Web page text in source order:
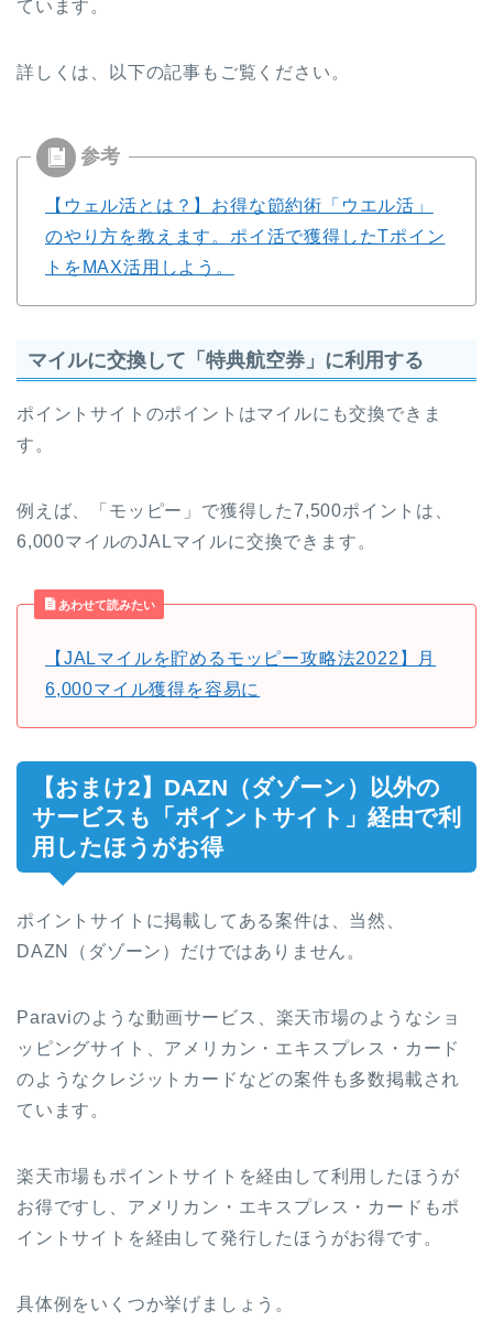
ています。
詳しくは、以下の記事もご覧ください。
【ウェル活とは？】お得な節約術「ウエル活」
のやり方を教えます。ポイ活で獲得したTポイン
トをMAX活用しよう。
マイルに交換して「特典航空券」に利用する
ポイントサイトのポイントはマイルにも交換できま
す。
例えば、「モッピー」で獲得した7,500ポイントは、
6,000マイルのJALマイルに交換できます。
あわせて読みたい
【JALマイルを貯めるモッピー攻略法2022】月
6,000マイル獲得を容易に
【おまけ2】DAZN（ダゾーン）以外の
サービスも「ポイントサイト」経由で利
用したほうがお得
ポイントサイトに掲載してある案件は、当然、
DAZN（ダゾーン）だけではありません。
Paraviのような動画サービス、楽天市場のようなショ
ッピングサイト、アメリカン・エキスプレス・カード
のようなクレジットカードなどの案件も多数掲載され
ています。
楽天市場もポイントサイトを経由して利用したほうが
お得ですし、アメリカン・エキスプレス・カードもポ
イントサイトを経由して発行したほうがお得です。
具体例をいくつか挙げましょう。